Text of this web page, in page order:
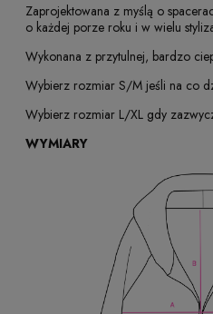
Zaprojektowana z myślą o
o każdej porze roku i w wielu
Wykonana z przytulnej, bardzo
Wybierz rozmiar S/M jeśli na co
Wybierz rozmiar L/XL gdy
WYMIARY